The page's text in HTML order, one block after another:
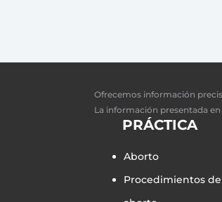
Ofrecemos información
La información presentada
PRÁCTICA
Aborto
Procedimientos de